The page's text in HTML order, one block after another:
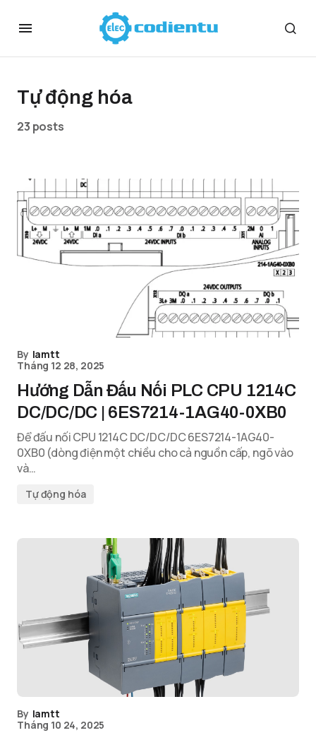
Tự động hóa
23 posts
By lamtt
Tháng 12 28, 2025
Hướng Dẫn Đấu Nối PLC CPU 1214C
DC/DC/DC | 6ES7214-1AG40-0XB0
Để đấu nối CPU 1214C DC/DC/DC 6ES7214-1AG40-
0XB0 (dòng điện một chiều cho cả nguồn cấp, ngõ vào
và…
Tự động hóa
By lamtt
Tháng 10 24, 2025